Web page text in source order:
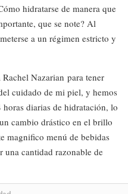
hidratarse de manera que
que se note? Al
a un régimen estricto y
Nazarian para tener
cuidado de mi piel, y hemos
diarias de hidratación, lo
cambio drástico en el brillo
magnifico menú de bebidas
una cantidad razonable de